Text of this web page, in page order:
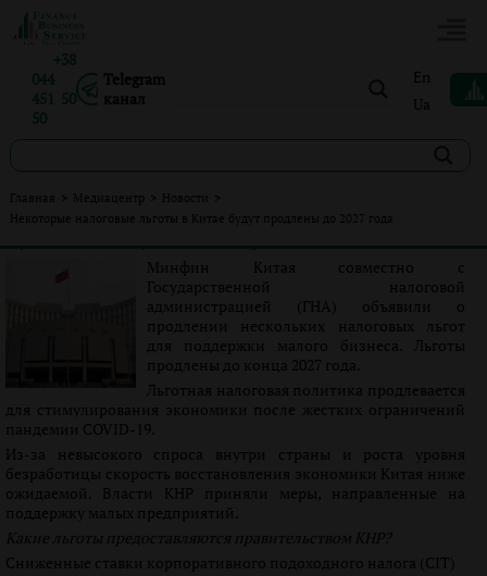
+38
044
451 50
50
Telegram
канал
En
Ua
Главная > Медиацентр > Новости
>
Некоторые налоговые льготы в Китае будут продлены до 2027 года
Некоторые налоговые льготы в Китае будут продлены
до 2027 года
Опубликовано: Іванна Петренко | 15.08.2023 | Новости
Минфин Китая совместно с
Государственной налоговой
администрацией (ГНА) объявили о
продлении нескольких налоговых льгот
для поддержки малого бизнеса. Льготы
продлены до конца 2027 года.
Льготная налоговая политика продлевается
для стимулирования экономики после жестких ограничений
пандемии COVID-19.
Из-за невысокого спроса внутри страны и роста уровня
безработицы скорость восстановления экономики Китая ниже
ожидаемой. Власти КНР приняли меры, направленные на
поддержку малых предприятий.
Какие льготы предоставляются правительством КНР?
Сниженные ставки корпоративного подоходного налога (CIT)